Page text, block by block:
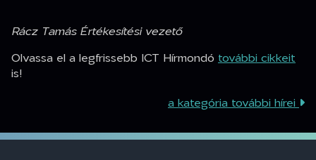
Rácz Tamás Értékesítési vezető
Olvassa el a legfrissebb ICT Hírmondó további cikkeit
is!
a kategória további hírei